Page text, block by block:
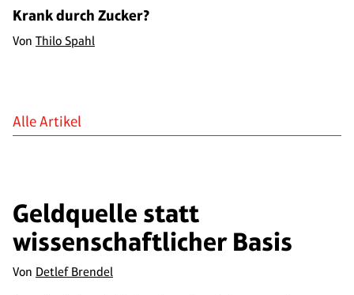
Krank durch Zucker?
Von Thilo Spahl
Alle Artikel
Geldquelle statt
wissenschaftlicher Basis
Von Detlef Brendel